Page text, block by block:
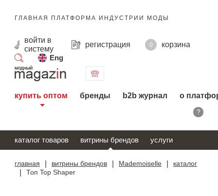
ГЛАВНАЯ ПЛАТФОРМА ИНДУСТРИИ МОДЫ
войти в
систему
регистрация 0
корзина
Eng
поиск
купить оптом бренды b2b журнал о
?
каталог товаров витрины брендов услуги
главная витрины брендов Mademoiselle каталог
Топ Top Shaper